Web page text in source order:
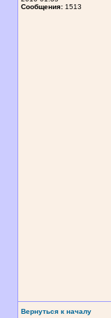
Сообщения: 1513
Вернуться к началу